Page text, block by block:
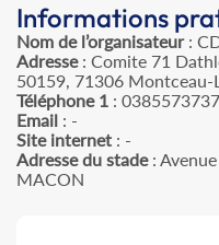
Informations
Nom de l’organisateur:
Adresse: Comite 71
50159, 71306 Montceau-
Téléphone 1 : 0385573737
Email : -
Site internet : -
Adresse du stade:
MACON